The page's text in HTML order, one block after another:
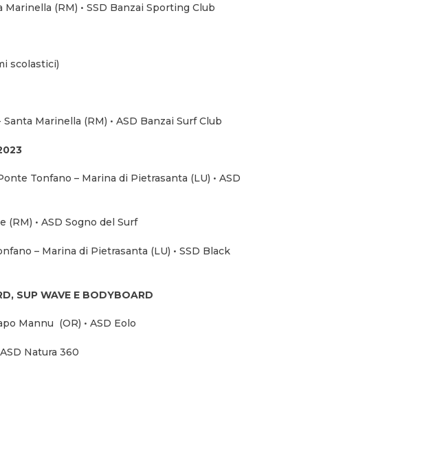
(RM) • SSD Banzai Sporting Club
scolastici)
Marinella (RM) • ASD Banzai Surf Club
Tonfano – Marina di Pietrasanta (LU) • ASD
(RM) • ASD Sogno del Surf
– Marina di Pietrasanta (LU) • SSD Black
SUP WAVE E BODYBOARD
Mannu (OR) • ASD Eolo
Natura 360